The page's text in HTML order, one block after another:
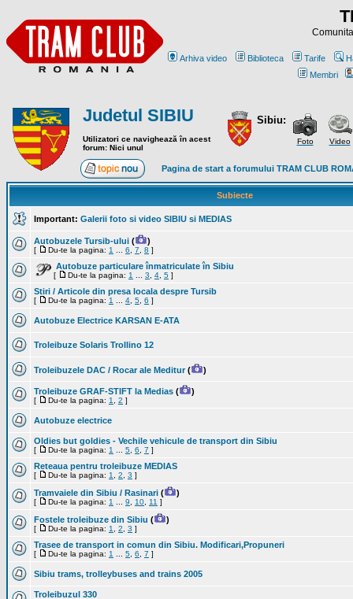
Arhiva video Biblioteca Tarife
Membri
Judetul SIBIU
Utilizatori ce navighează în acest
forum: Nici unul
Sibiu:
Foto Video
Pagina de start a forumului TRAM CLUB
Subiecte
Important: Galerii foto si video SIBIU si MEDIAS
Autobuzele Tursib-ului ( )
[ Du-te la pagina: 1 6 7 8 ]
Autobuze particulare înmatriculate în Sibiu
[ Du-te la pagina: 1 3 4 5 ]
Stiri / Articole din presa locala despre Tursib
[ Du-te la pagina: 1 4 5 6 ]
Autobuze Electrice KARSAN E-ATA
Troleibuze Solaris Trollino 12
Troleibuzele DAC / Rocar ale Meditur( )
Troleibuze GRAF-STIFT la Medias ( )
[ Du-te la pagina: 1 2 ]
Autobuze electrice
Oldies but goldies - Vechile vehicule de transport din Sibiu
[ Du-te la pagina: 1 5 6 7 ]
Reteaua pentru troleibuze MEDIAS
[ Du-te la pagina: 1 2 3 ]
Tramvaiele din Sibiu / Rasinari ( )
[ Du-te la pagina: 1 9 10 11 ]
Fostele troleibuze din Sibiu ( )
[ Du-te la pagina: 1 2 3 ]
Trasee de transport in comun din Sibiu. Modificari,Propuneri
[ Du-te la pagina: 1 5 6 7 ]
Sibiu trams, trolleybuses and trains 2005
Troleibuzul 330